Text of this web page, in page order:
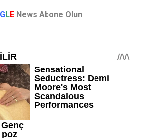
GLE News Abone Olun